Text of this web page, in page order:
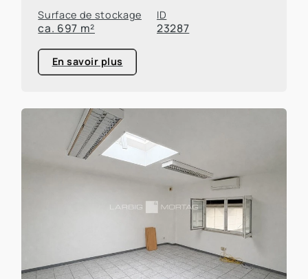
Surface de stockage
ca. 697 m²
ID
23287
En savoir plus